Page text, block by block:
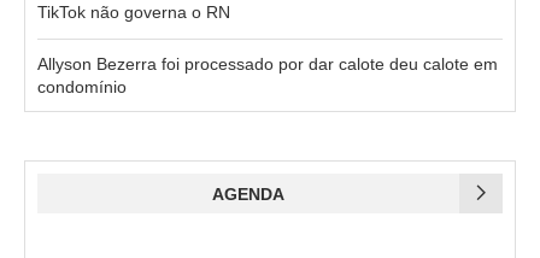
TikTok não governa o RN
Allyson Bezerra foi processado por dar calote deu calote em
condomínio
AGENDA